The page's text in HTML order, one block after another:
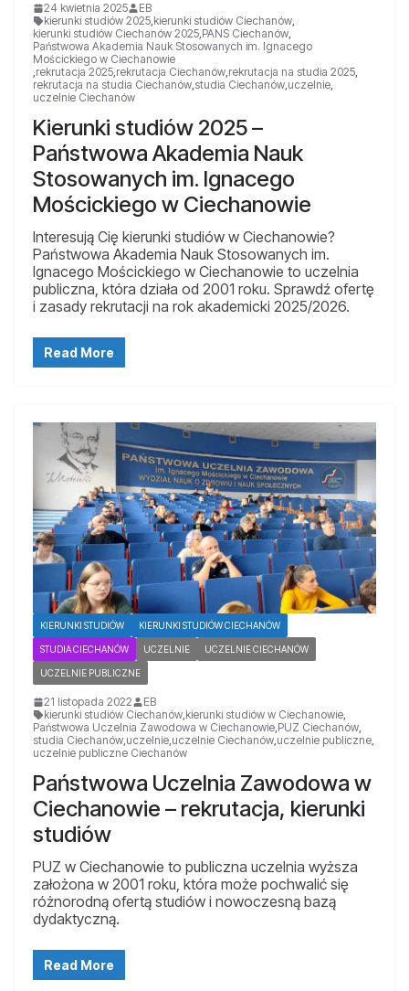
24 kwietnia 2025
EB
kierunki studiów 2025,kierunki studiów Ciechanów,
kierunki studiów Ciechanów 2025,PANS Ciechanów,
Państwowa Akademia Nauk Stosowanych im. Ignacego
Mościckiego w Ciechanowie
,rekrutacja 2025,rekrutacja Ciechanów,rekrutacja na studia 2025,
rekrutacja na studia Ciechanów,studia Ciechanów,uczelnie,
uczelnie Ciechanów
Kierunki studiów 2025 –
Państwowa Akademia Nauk
Stosowanych im. Ignacego
Mościckiego w Ciechanowie
Interesują Cię kierunki studiów w Ciechanowie?
Państwowa Akademia Nauk Stosowanych im.
Ignacego Mościckiego w Ciechanowie to uczelnia
publiczna, która działa od 2001 roku. Sprawdź ofertę
i zasady rekrutacji na rok akademicki 2025/2026.
Read More
KIERUNKI STUDIÓW KIERUNKI STUDIÓW CIECHANÓW
STUDIA CIECHANÓW UCZELNIE UCZELNIE CIECHANÓW
UCZELNIE PUBLICZNE
21 listopada 2022
EB
kierunki studiów Ciechanów,kierunki studiów w Ciechanowie,
Państwowa Uczelnia Zawodowa w Ciechanowie,PUZ Ciechanów,
studia Ciechanów,uczelnie,uczelnie Ciechanów,uczelnie publiczne,
uczelnie publiczne Ciechanów
Państwowa Uczelnia Zawodowa w
Ciechanowie – rekrutacja, kierunki
studiów
PUZ w Ciechanowie to publiczna uczelnia wyższa
założona w 2001 roku, która może pochwalić się
różnorodną ofertą studiów i nowoczesną bazą
dydaktyczną.
Read More